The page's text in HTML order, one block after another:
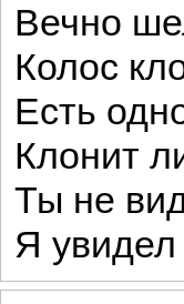
Вечно
Колос
Есть
Клонит
Ты не
Я увидел